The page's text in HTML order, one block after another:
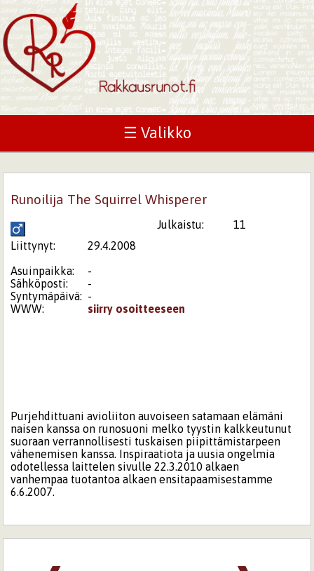
☰ Valikko
Runoilija The Squirrel Whisperer
Julkaistu:
11
Liittynyt:
29.4.2008
Asuinpaikka:
-
Sähköposti:
-
Syntymäpäivä: -
WWW:
siirry osoitteeseen
Purjehdittuani avioliiton auvoiseen satamaan elämäni
naisen kanssa on runosuoni melko tyystin kalkkeutunut
suoraan verrannollisesti tuskaisen piipittämistarpeen
vähenemisen kanssa. Inspiraatiota ja uusia ongelmia
odotellessa laittelen sivulle 22.3.2010 alkaen
vanhempaa tuotantoa alkaen ensitapaamisestamme
6.6.2007.